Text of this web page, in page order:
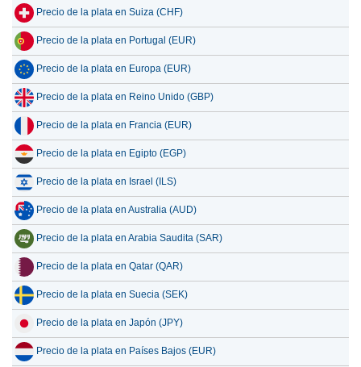
Precio de la plata en Suiza (CHF)
Precio de la plata en Portugal (EUR)
Precio de la plata en Europa (EUR)
Precio de la plata en Reino Unido (GBP)
Precio de la plata en Francia (EUR)
Precio de la plata en Egipto (EGP)
Precio de la plata en Israel (ILS)
Precio de la plata en Australia (AUD)
Precio de la plata en Arabia Saudita (SAR)
Precio de la plata en Qatar (QAR)
Precio de la plata en Suecia (SEK)
Precio de la plata en Japón (JPY)
Precio de la plata en Países Bajos (EUR)